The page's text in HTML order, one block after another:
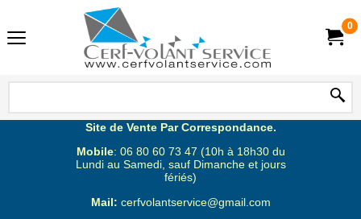
0
Site de Vente Par Correspondance.
Mobile: 06 80 60 73 47 (10h à 18h30 du
Lundi au Samedi, sauf Dimanche et jours
fériés)
Mail: cerfvolantservice@gmail.com